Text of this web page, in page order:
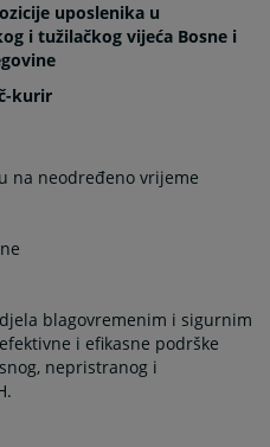
uposlenika u
i tužilačkog vijeća Bosne i
kurir
na neodređeno vrijeme
blagovremenim i sigurnim
i efikasne podrške
nepristranog i